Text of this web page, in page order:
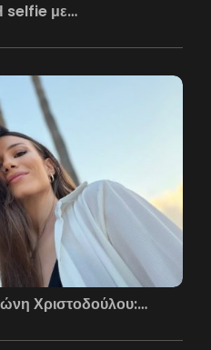
selfie με…
Χριστοδούλου:…